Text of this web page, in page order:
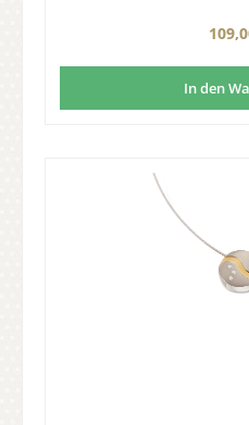
In den